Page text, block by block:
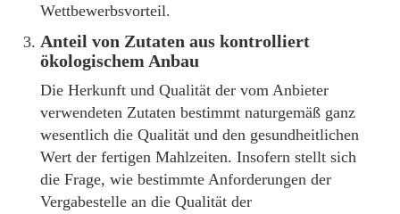
Wettbewerbsvorteil.
Anteil von Zutaten aus kontrolliert
ökologischem Anbau
Die Herkunft und Qualität der vom Anbieter
verwendeten Zutaten bestimmt naturgemäß ganz
wesentlich die Qualität und den gesundheitlichen
Wert der fertigen Mahlzeiten. Insofern stellt sich
die Frage, wie bestimmte Anforderungen der
Vergabestelle an die Qualität der